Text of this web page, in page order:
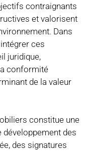
contraignants
et valorisent
Dans
ces
juridique,
conformité
de la valeur
constitue une
des
des signatures